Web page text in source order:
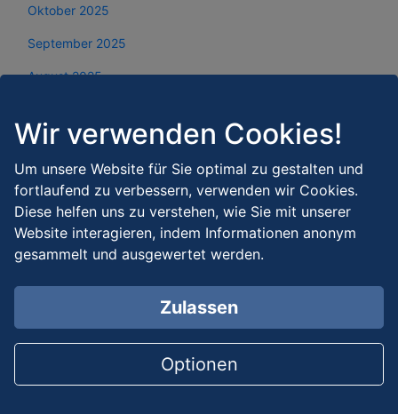
Oktober 2025
September 2025
August 2025
Juni 2025
Mai 2025
April 2025
März 2025
Wir verwenden Cookies!
Um unsere Website für Sie optimal zu gestalten und
fortlaufend zu verbessern, verwenden wir Cookies.
Diese helfen uns zu verstehen, wie Sie mit unserer
Website interagieren, indem Informationen anonym
gesammelt und ausgewertet werden.
Zulassen
Optionen